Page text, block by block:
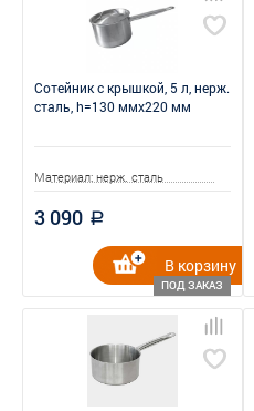
Сотейник с крышкой, 5 л, нерж.
сталь, h=130 ммx220 мм
Материал: нерж. сталь
3 090 a
ПОД ЗАКАЗ
В корзину